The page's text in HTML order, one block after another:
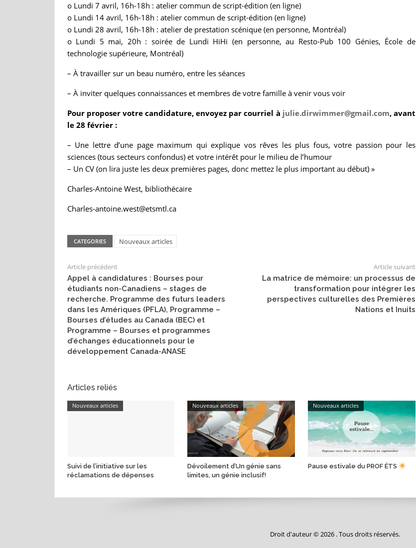
o Lundi 7 avril, 16h-18h : atelier commun de script-édition (en ligne)
o Lundi 14 avril, 16h-18h : atelier commun de script-édition (en ligne)
o Lundi 28 avril, 16h-18h : atelier de prestation scénique (en personne, Montréal)
o Lundi 5 mai, 20h : soirée de Lundi HiHi (en personne, au Resto-Pub 100 Génies, École de
technologie supérieure, Montréal)
– À travailler sur un beau numéro, entre les séances
– À inviter quelques connaissances et membres de votre famille à venir vous voir
Pour proposer votre candidature, envoyez par courriel à julie.dirwimmer@gmail.com, avant
le 28 février :
– Une lettre d’une page maximum qui explique vos rêves les plus fous, votre passion pour les
sciences (tous secteurs confondus) et votre intérêt pour le milieu de l’humour
– Un CV (on lira juste les deux premières pages, donc mettez le plus important au début) »
Charles-Antoine West, bibliothécaire
Charles-antoine.west@etsmtl.ca
CATEGORIES Nouveaux articles
Article précédent
Appel à candidatures : Bourses pour
étudiants non-Canadiens – stages de
recherche. Programme des futurs leaders
dans les Amériques (PFLA), Programme –
Bourses d’études au Canada (BEC) et
Programme – Bourses et programmes
d’échanges éducationnels pour le
développement Canada-ANASE
Article suivant
La matrice de mémoire: un processus de
transformation pour intégrer les
perspectives culturelles des Premières
Nations et Inuits
Articles reliés
Nouveaux articles
Suivi de l’initiative sur les
réclamations de dépenses
Nouveaux articles
Dévoilement d’Un génie sans
limites, un génie inclusif!
Nouveaux articles
Pause estivale du PROF ÉTS
Droit d'auteur © 2026 . Tous droits réservés.